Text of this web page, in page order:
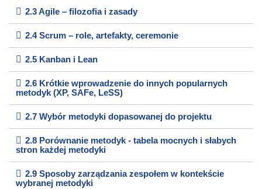
2.3 Agile – filozofia i zasady
2.4 Scrum – role, artefakty, ceremonie
2.5 Kanban i Lean
2.6 Krótkie wprowadzenie do innych popularnych
metodyk (XP, SAFe, LeSS)
2.7 Wybór metodyki dopasowanej do projektu
2.8 Porównanie metodyk - tabela mocnych i słabych
stron każdej metodyki
2.9 Sposoby zarządzania zespołem w kontekście
wybranej metodyki